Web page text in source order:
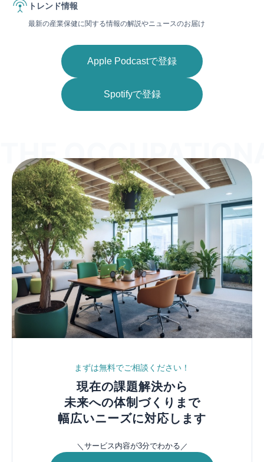
トレンド情報
最新の産業保健に関する情報の解説やニュースのお届け
Apple Podcastで登録
Spotifyで登録
THE
まずは無料でご相談ください！
現在の​課題解決から
未来への​体制づくりまで
幅広い​ニーズに​対応します
＼ サービス内容が3分でわかる ／